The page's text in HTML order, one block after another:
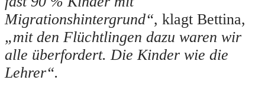
Migrationshintergrund“, klagt Bettina,
„mit den Flüchtlingen dazu waren wir
alle überfordert. Die Kinder wie die
Lehrer“.